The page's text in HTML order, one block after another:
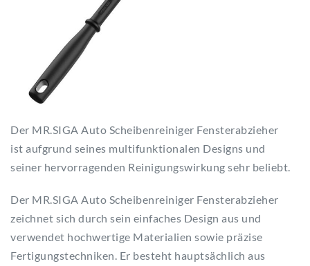
Der MR.SIGA Auto Scheibenreiniger Fensterabzieher
ist aufgrund seines multifunktionalen Designs und
seiner hervorragenden Reinigungswirkung sehr beliebt.
Der MR.SIGA Auto Scheibenreiniger Fensterabzieher
zeichnet sich durch sein einfaches Design aus und
verwendet hochwertige Materialien sowie präzise
Fertigungstechniken. Er besteht hauptsächlich aus